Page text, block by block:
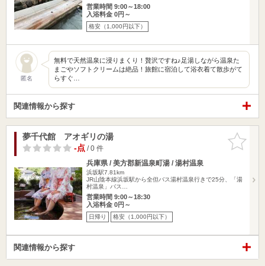
営業時間 9:00～18:00
入浴料金 0円～
格安（1,000円以下）
匿名
無料で天然温泉に浸りまくり！贅沢ですね♪足湯しながら温泉た
まごやソフトクリームは絶品！旅館に宿泊して浴衣着て散歩がて
らすぐ…
関連情報から探す
お気に入
りに追加
夢千代館 アオギリの湯
-点/ 0 件
兵庫県 / 美方郡新温泉町湯 / 湯村温泉
浜坂駅7.81km
JR山陰本線浜坂駅から全但バス湯村温泉行きで25分、「湯
村温泉」バス…
営業時間 9:00～18:30
入浴料金 0円～
日帰り 格安（1,000円以下）
関連情報から探す